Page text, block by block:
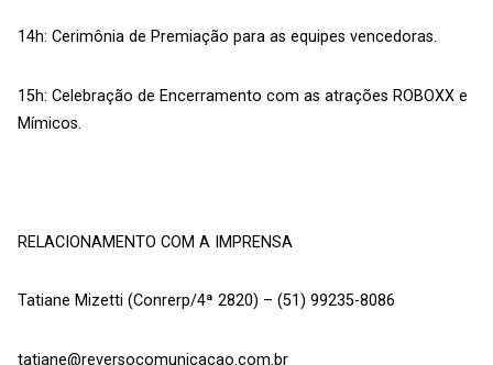
14h: Cerimônia de Premiação para as equipes vencedoras.
15h: Celebração de Encerramento com as atrações ROBOXX e
Mímicos.
RELACIONAMENTO COM A IMPRENSA
Tatiane Mizetti (Conrerp/4ª 2820) – (51) 99235-8086
tatiane@reversocomunicacao.com.br